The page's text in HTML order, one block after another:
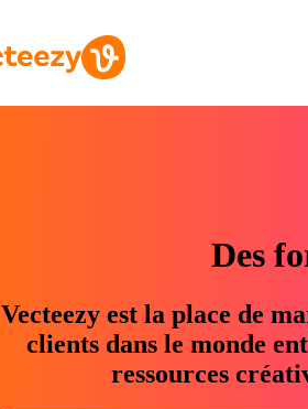
Des
Vecteezy est la place de
clients dans le monde
ressources